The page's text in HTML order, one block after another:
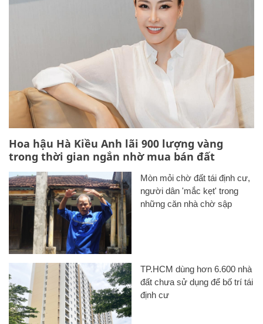
Hoa hậu Hà Kiều Anh lãi 900 lượng vàng
trong thời gian ngắn nhờ mua bán đất
Mòn mỏi chờ đất tái định cư,
người dân 'mắc kẹt' trong
những căn nhà chờ sập
TP.HCM dùng hơn 6.600 nhà
đất chưa sử dụng để bố trí tái
định cư